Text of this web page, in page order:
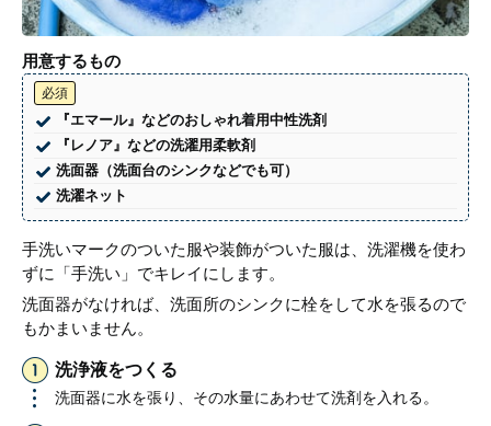
用意するもの
必須
『エマール』などのおしゃれ着用中性洗剤
『レノア』などの洗濯用柔軟剤
洗面器（洗面台のシンクなどでも可）
洗濯ネット
手洗いマークのついた服や装飾がついた服は、洗濯機を使わ
ずに「手洗い」でキレイにします。
洗面器がなければ、洗面所のシンクに栓をして水を張るので
もかまいません。
洗浄液をつくる
洗面器に水を張り、その水量にあわせて洗剤を入れる。